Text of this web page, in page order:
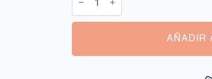
Personalizadas
AÑADIR